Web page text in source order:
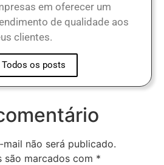
em oferecer um
de qualidade aos
clientes.
Todos os posts
não será publicado.
marcados com *